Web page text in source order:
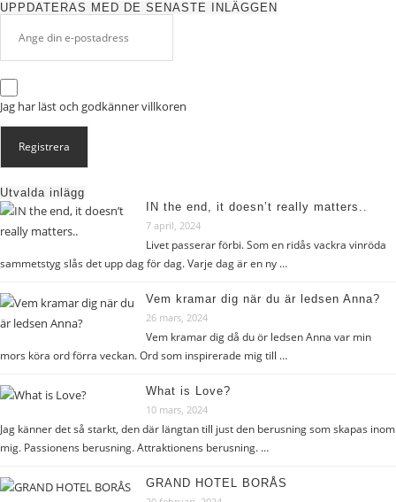
UPPDATERAS MED DE SENASTE INLÄGGEN
Jag har läst och godkännervillkoren
Utvalda inlägg
IN the end, it doesn’t really matters..
7 april, 2024
Livet passerar förbi. Som en ridås vackra vinröda
sammetstyg slås det upp dag för dag. Varje dag är en ny …
Vem kramar dig när du är ledsen Anna?
26 mars, 2024
Vem kramar dig då du ör ledsen Anna var min
mors köra ord förra veckan. Ord som inspirerade mig till …
What is Love?
10 mars, 2024
Jag känner det så starkt, den där längtan till just den berusning som skapas inom
mig. Passionens berusning. Attraktionens berusning. …
GRAND HOTEL BORÅS